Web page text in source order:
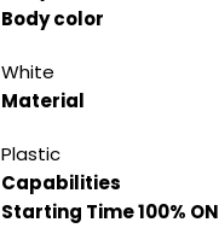
Body color
White
Material
Plastic
Capabilities
Starting Time 100% ON